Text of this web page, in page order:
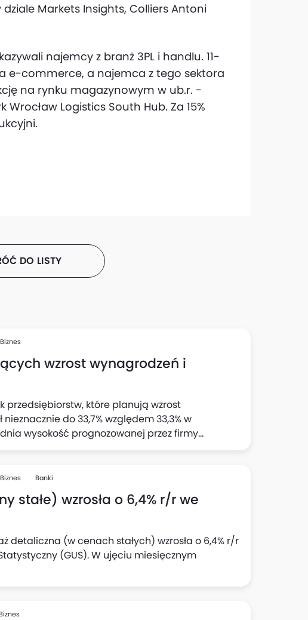
Markets Insights, Colliers Antoni
najemcy z branż 3PL i handlu. 11-
e-commerce, a najemca z tego sektora
na rynku magazynowym w ub.r. -
Wrocław Logistics South Hub. Za 15%
DO LISTY
Biznes
wzrost wynagrodzeń i
przedsiębiorstw, które planują wzrost
do 33,7% względem 33,3% w
wysokość prognozowanej przez firmy
wynika z "Szybkiego Monitoringu NBP". Z
do 23,1% względem 22% z badania w II
Biznes Banki
stałe) wzrosła o 6,4% r/r we
detaliczna (w cenach stałych) wzrosła o 6,4% r/r
(GUS). W ujęciu miesięcznym